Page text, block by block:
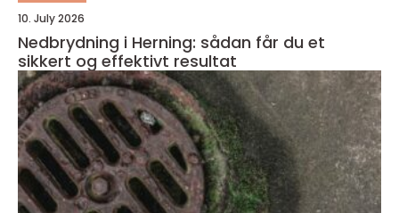
10. July 2026
Nedbrydning i Herning: sådan får du et
sikkert og effektivt resultat